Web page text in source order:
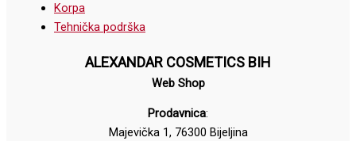
Korpa
Tehnička podrška
ALEXANDAR COSMETICS BIH
Web Shop
Prodavnica:
Majevička 1, 76300 Bijeljina